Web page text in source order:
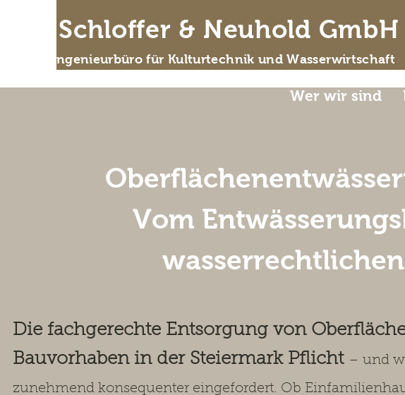
IB Schloffer & Neuhold GmbH
Das Ingenieurbüro für Kulturtechnik und Wasserwirtschaft
Wer wir sind
Die fachgerechte Entsorgung von
Bauvorhaben in der Steiermark Pflicht – und
zunehmend konsequenter eingefordert. Ob
Vom